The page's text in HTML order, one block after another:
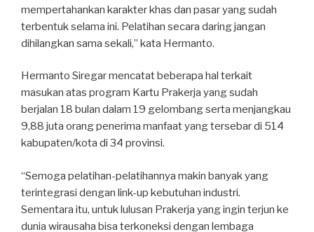
mempertahankan karakter khas dan pasar yang sudah
terbentuk selama ini. Pelatihan secara daring jangan
dihilangkan sama sekali,” kata Hermanto.
Hermanto Siregar mencatat beberapa hal terkait
masukan atas program Kartu Prakerja yang sudah
berjalan 18 bulan dalam 19 gelombang serta menjangkau
9,88 juta orang penerima manfaat yang tersebar di 514
kabupaten/kota di 34 provinsi.
“Semoga pelatihan-pelatihannya makin banyak yang
terintegrasi dengan link-up kebutuhan industri.
Sementara itu, untuk lulusan Prakerja yang ingin terjun ke
dunia wirausaha bisa terkoneksi dengan lembaga